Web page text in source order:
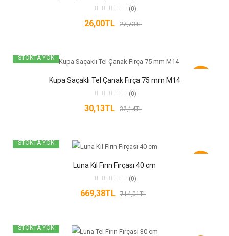
(0)
26,00TL 27,73TL
STOKTA YOK
Kupa Saçaklı Tel Çanak Fırça 75 mm M14
(0)
30,13TL 32,14TL
STOKTA YOK
Luna Kıl Fırın Fırçası 40 cm
(0)
669,38TL 714,01TL
STOKTA YOK